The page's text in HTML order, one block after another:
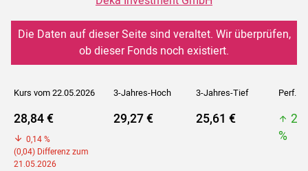
Die Daten auf dieser Seite sind veraltet. Wir überprüfen,
ob dieser Fonds noch existiert.
Kurs vom 22.05.2026 3-Jahres-Hoch 3-Jahres-Tief Perf. 5J
28,84 €
0,14 %
(0,04) Differenz zum
21.05.2026
29,27 € 25,61 €
%